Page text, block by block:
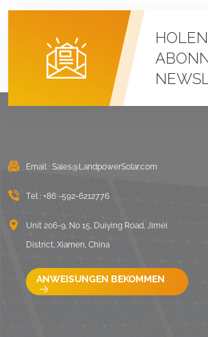
Stehfalz-U-Klemmen-
Montagesysteme für
Metalldächer
DETAILS ANZEIGEN
Ballast
LongRail-
Montagesysteme für
DETAILS ANZEIGEN
Email : Sales@LandpowerSolar.com
Tel : +86 -592-6212776
Unit 206-9, No 15, Duiying Road, Jimei
District, Xiamen, China
ANWEISUNGEN BEKOMMEN